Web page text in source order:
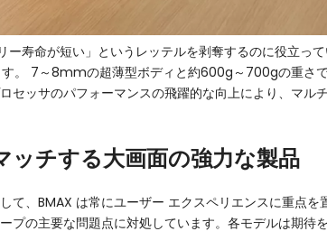
寿命が短い」というレッテルを剥奪するのに役立っ
す。 7～8mmの超薄型ボディと約600g～700gの重
セッサのパフォーマンスの飛躍的な向上により、マル
ッチする大画面の強力な製品
て、BMAX は常にユーザー エクスペリエンスに重点
の主要な問題点に対処しています。各モデルは期待